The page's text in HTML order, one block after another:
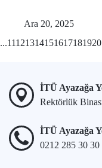
Ara 20, 2025
...11121314151617181920
İTÜ Ayazağa
Rektörlük
İTÜ Ayazağa
0212 285 30